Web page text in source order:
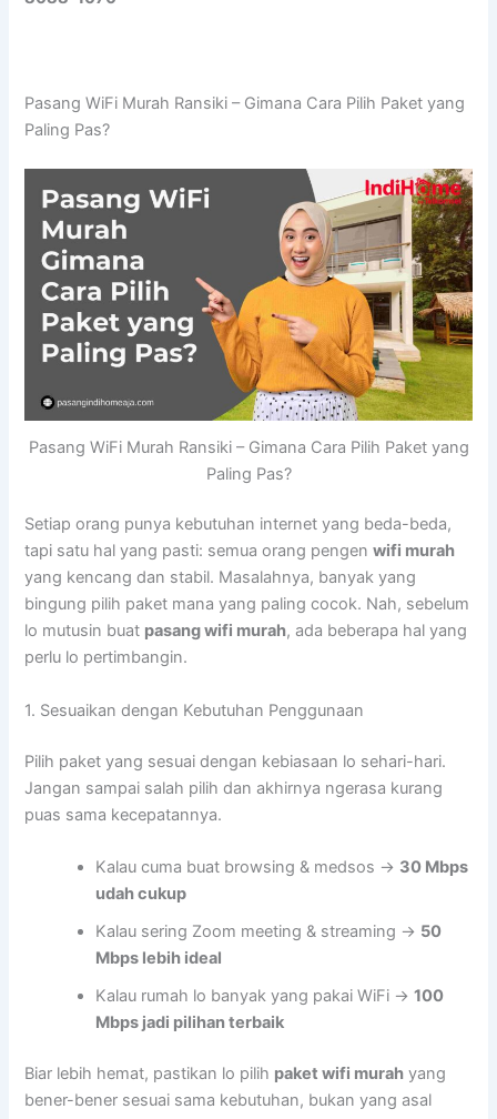
Pasang WiFi Murah Ransiki – Gimana Cara Pilih Paket yang
Paling Pas?
Pasang WiFi Murah Ransiki – Gimana Cara Pilih Paket yang
Paling Pas?
Setiap orang punya kebutuhan internet yang beda-beda,
tapi satu hal yang pasti: semua orang pengenwifi murah
yang kencang dan stabil. Masalahnya, banyak yang
bingung pilih paket mana yang paling cocok. Nah, sebelum
lo mutusin buat pasang wifi murah, ada beberapa hal yang
perlu lo pertimbangin.
1. Sesuaikan dengan Kebutuhan Penggunaan
Pilih paket yang sesuai dengan kebiasaan lo sehari-hari.
Jangan sampai salah pilih dan akhirnya ngerasa kurang
puas sama kecepatannya.
Kalau cuma buat browsing & medsos → 30 Mbps
udah cukup
Kalau sering Zoom meeting & streaming → 50
Mbps lebih ideal
Kalau rumah lo banyak yang pakai WiFi →100
Mbps jadi pilihan terbaik
Biar lebih hemat, pastikan lo pilih paket wifi murah yang
bener-bener sesuai sama kebutuhan, bukan yang asal